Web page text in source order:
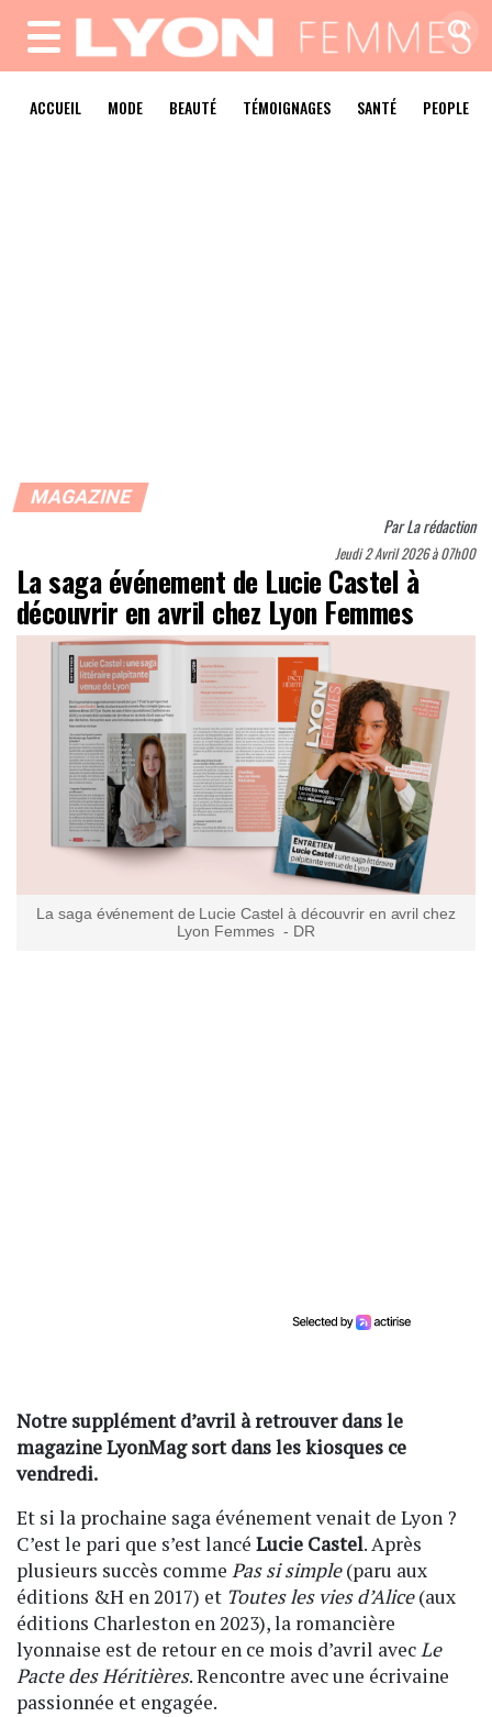
MENU
ACCUEIL MODE BEAUTÉ TÉMOIGNAGES SANTÉ PEOPLE
MAGAZINE
ParLa rédaction
Jeudi 2 Avril 2026 à 07h00
La saga événement de Lucie Castel à
découvrir en avril chez Lyon Femmes
La saga événement de Lucie Castel à découvrir en avril chez
Lyon Femmes - DR
Notre supplément d’avril à retrouver dans le
magazine LyonMag sort dans les kiosques ce
vendredi.
Et si la prochaine saga événement venait de Lyon ?
C’est le pari que s’est lancé Lucie Castel. Après
plusieurs succès comme Pas si simple(paru aux
éditions &H en 2017) et Toutes les vies d’Alice(aux
éditions Charleston en 2023), la romancière
lyonnaise est de retour en ce mois d’avril avecLe
Pacte des Héritières. Rencontre avec une écrivaine
passionnée et engagée.